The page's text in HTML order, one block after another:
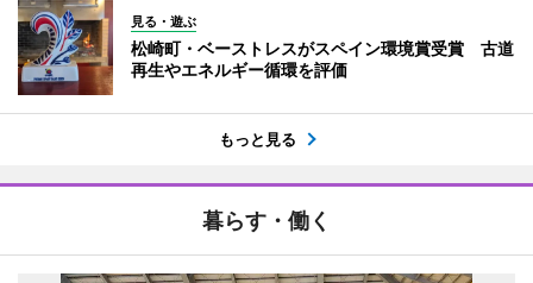
見る・遊ぶ
松崎町・ベーストレスがスペイン環境賞受賞 古道
再生やエネルギー循環を評価
もっと見る
暮らす・働く